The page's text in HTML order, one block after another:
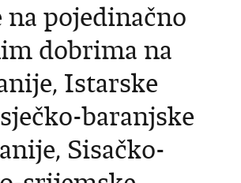
pojedinačno
dobrima na
Istarske
baranjske
Sisačko-